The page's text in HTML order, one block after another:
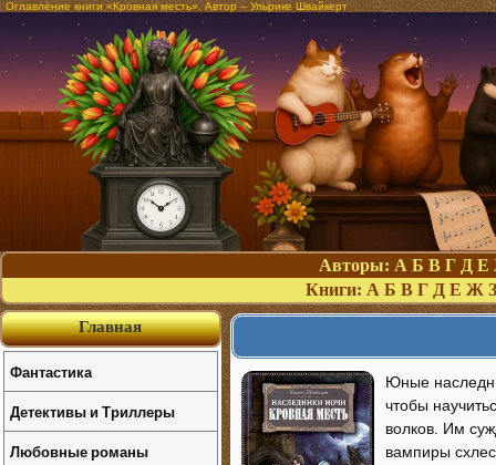
Оглавление книги «Кровная месть». Автор – Ульрике Швайкерт
Авторы: А Б В Г Д Е
Книги: А Б В Г Д Е Ж З
Юные
чтобы
волков. Им
вампиры
Главная
Фантастика
Детективы и Триллеры
Любовные романы